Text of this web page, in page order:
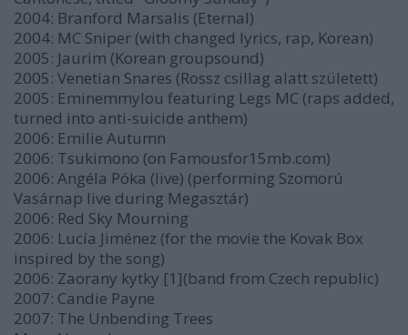
2004: Branford Marsalis (Eternal)
2004: MC Sniper (with changed lyrics, rap, Korean)
2005: Jaurim (Korean groupsound)
2005: Venetian Snares (Rossz csillag alatt született)
2005: Eminemmylou featuring Legs MC (raps added,
turned into anti-suicide anthem)
2006: Emilie Autumn
2006: Tsukimono (on Famousfor15mb.com)
2006: Angéla Póka (live) (performing Szomorú
Vasárnap live during Megasztár)
2006: Red Sky Mourning
2006: Lucía Jiménez (for the movie the Kovak Box
inspired by the song)
2006: Zaorany kytky [1](band from Czech republic)
2007: Candie Payne
2007: The Unbending Trees